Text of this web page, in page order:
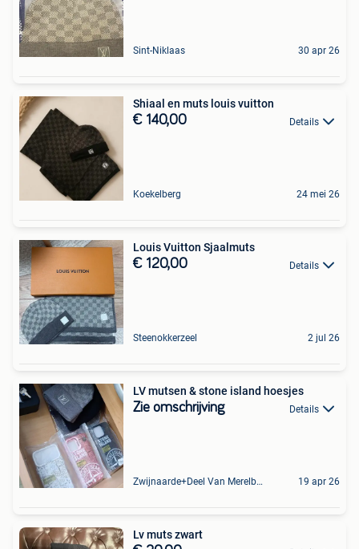
Sint-Niklaas 30 apr 26
Shiaal en muts louis vuitton
€ 140,00 Details
Koekelberg 24 mei 26
Louis Vuitton Sjaalmuts
€ 120,00 Details
Steenokkerzeel 2 jul 26
LV mutsen & stone island hoesjes
Zie omschrijving Details
Zwijnaarde+Deel Van Merelbeke 19 apr 26
Lv muts zwart